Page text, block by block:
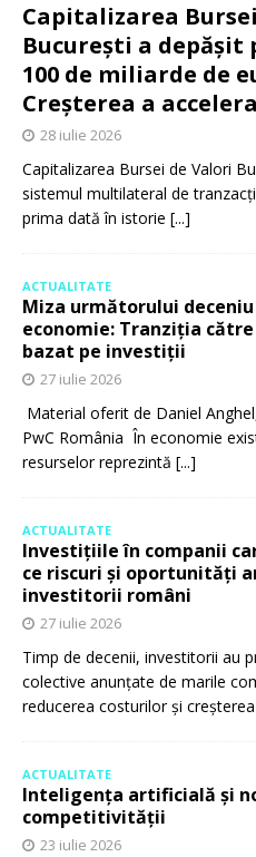
Capitalizarea
București a
100 de miliarde de
Creșterea a
28 iulie 2026
Capitalizarea Bursei de Valori
sistemul multilateral de
prima dată în istorie [...]
ACTUALITATE
Miza următorului
economie: Tranziția
bazat pe investiții
27 iulie 2026
Material oferit de Daniel
PwC România În economie
resurselor reprezintă [...]
ACTUALITATE
Investițiile în companii
ce riscuri și oportunități
investitorii români
27 iulie 2026
Timp de decenii, investitorii au
colective anunțate de marile
reducerea costurilor și
ACTUALITATE
Inteligența artificială și
competitivității
23 iulie 2026